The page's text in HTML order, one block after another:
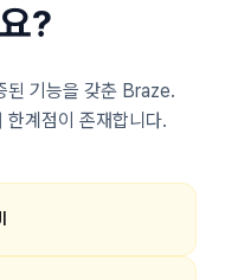
?
된 기능을 갖춘 Braze.
한계점이 존재합니다.